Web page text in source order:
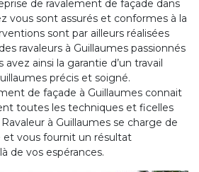
de ravalement de façade dans
vous sont assurés et conformes à la
sont par ailleurs réalisées
ravaleurs à Guillaumes passionnés
ainsi la garantie d’un travail
précis et soigné.
de façade à Guillaumes connait
toutes les techniques et ficelles
à Guillaumes se charge de
vous fournit un résultat
de vos espérances.